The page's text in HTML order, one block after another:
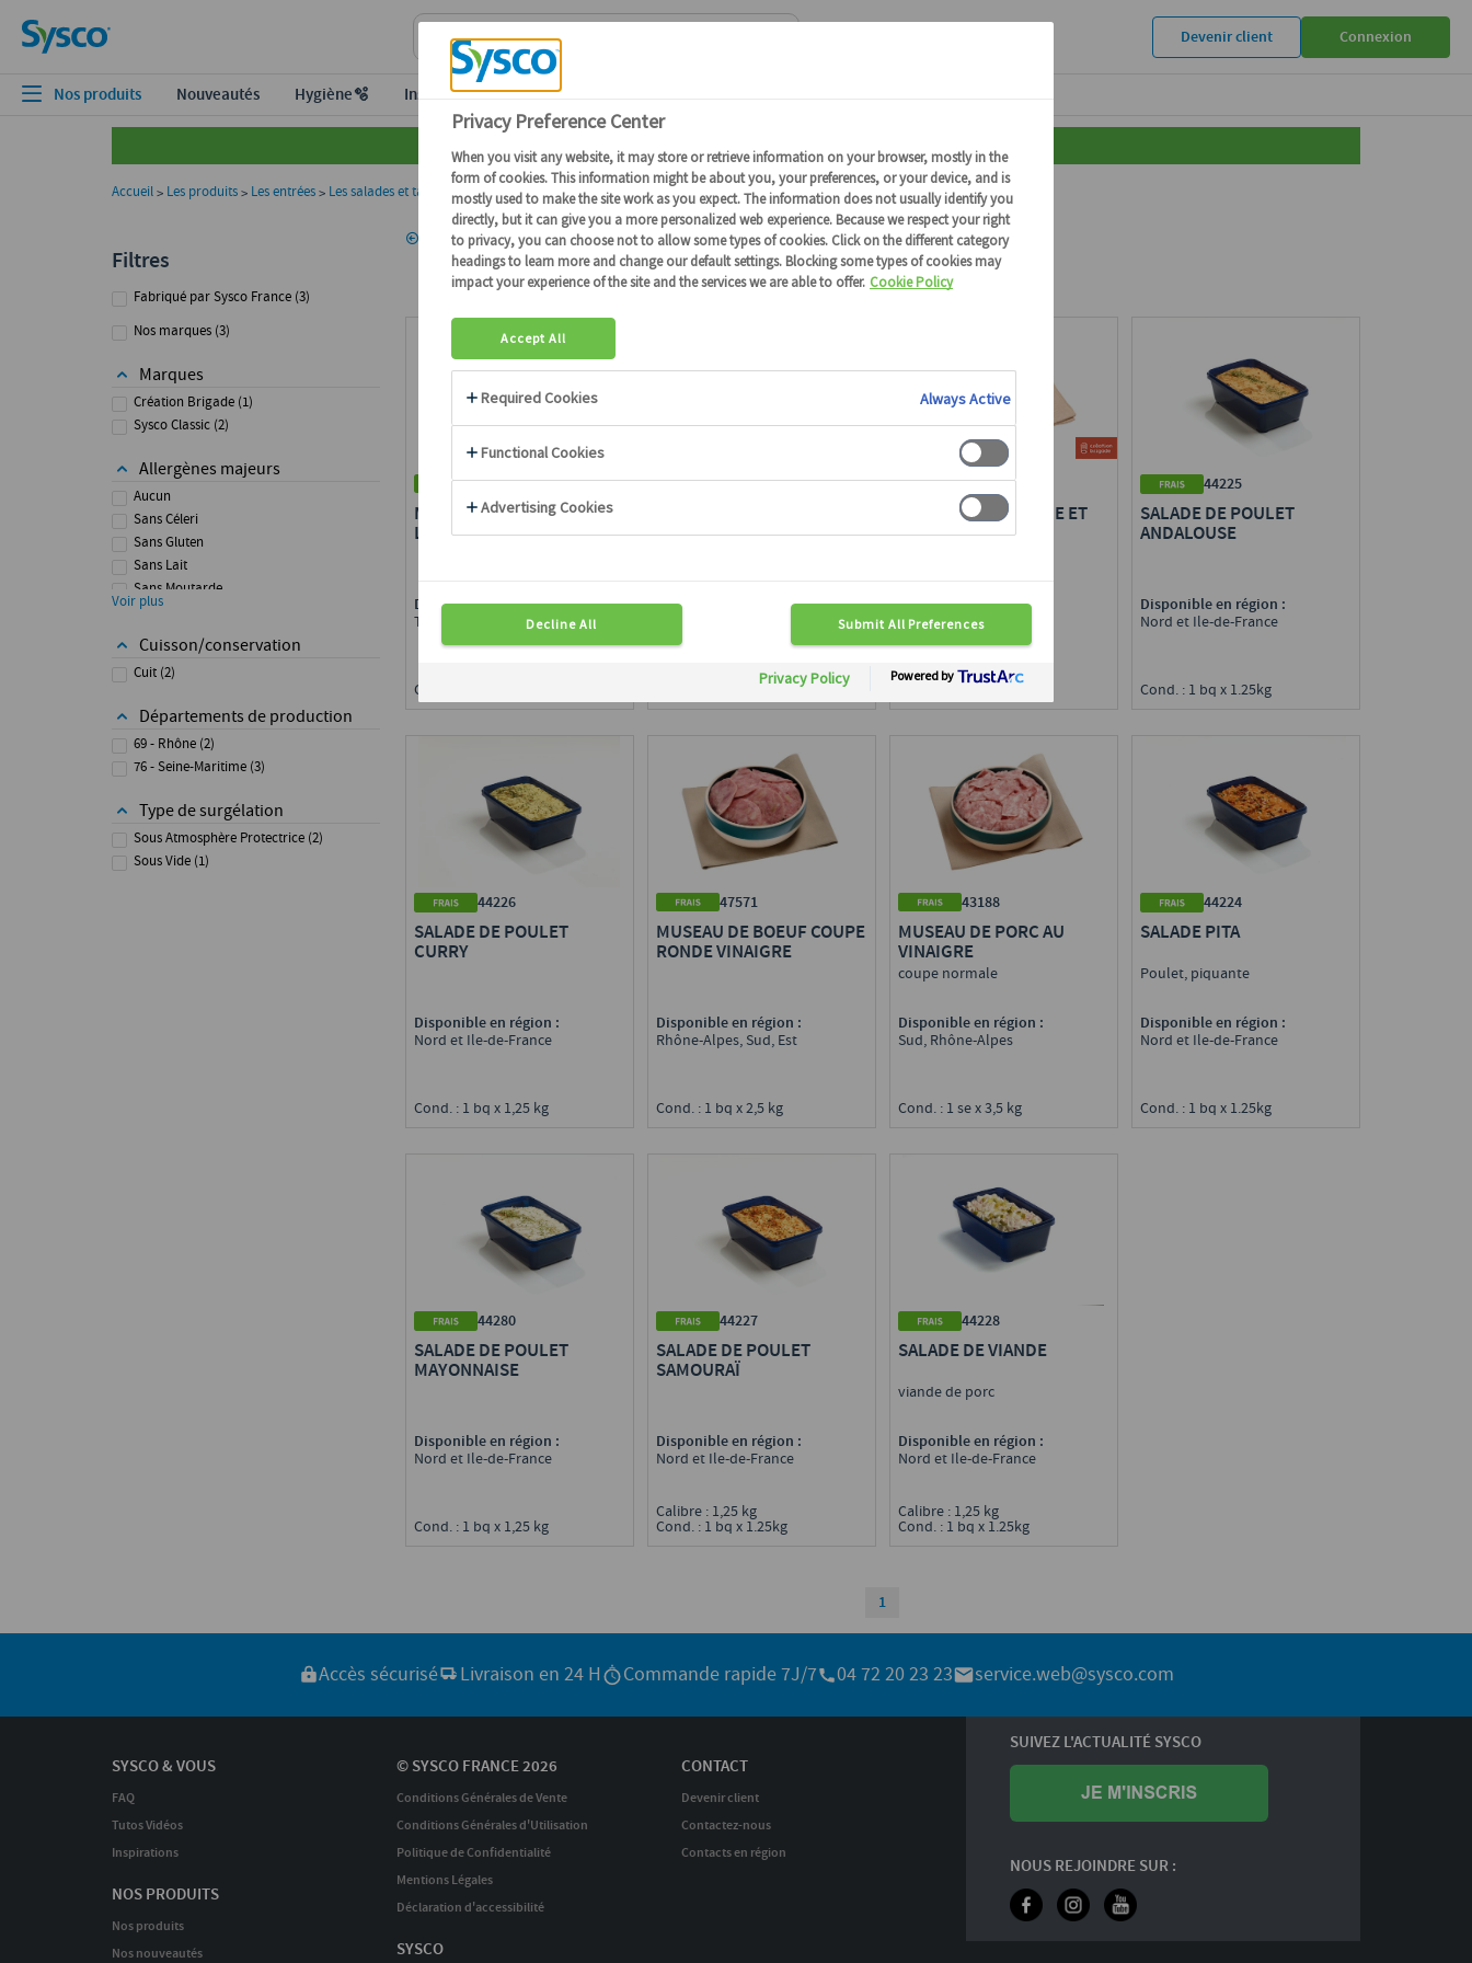
Devenir client Connexion
Nos produits Nouveautés Hygiène🫧 Inspiration
Connectez-vous devenez client pour obtenir plus de détails
Accueil> Les produits> Les entrées> Les salades et tartares> Les salades charcutières
Filtres
Fabriqué par Sysco France (3)
Nos marques (3)
Marques
Création Brigade (1)
Sysco Classic (2)
Allergènes majeurs
Aucun
Sans Céleri
Sans Gluten
Sans Lait
Sans Moutarde
Sans Oeuf
Sans Soja
Sans Sulfites
Voir plus
Cuisson/conservation
Cuit (2)
Départements de production
69 - Rhône (2)
76 - Seine-Maritime (3)
Type de surgélation
Sous Atmosphère Protectrice (2)
Sous Vide (1)
RetourLes salades charcutières 11 produits
43394
MUSEAU PORC BOEUF À LA
LYONNAISE
Disponible en région :
Toute France
Cond. : 1 bq x 2,6 kg
42307
COMTÉ
Disponible en région :
Cond. : 1 bq x 1,5 kg
42685
SALADE DE LENTILLE ET
SAUCISSE DE
Disponible en région :
Toute France
Cond. : 1 bq x 1,5 kg
44225
SALADE DE POULET
ANDALOUSE
Disponible en région :
Nord et Ile-de-France
Cond. : 1 bq x 1.25kg
44226
SALADE DE POULET
CURRY
Disponible en région :
Nord et Ile-de-France
Cond. : 1 bq x 1,25 kg
47571
MUSEAU DE BOEUF COUPE
RONDE VINAIGRE
Disponible en région :
Rhône-Alpes, Sud, Est
Cond. : 1 bq x 2,5 kg
43188
MUSEAU DE PORC AU
VINAIGRE
coupe normale
Disponible en région :
Sud, Rhône-Alpes
Cond. : 1 se x 3,5 kg
44224
SALADE PITA
Poulet, piquante
Disponible en région :
Nord et Ile-de-France
Cond. : 1 bq x 1.25kg
44280
SALADE DE POULET
MAYONNAISE
Disponible en région :
Nord et Ile-de-France
Cond. : 1 bq x 1,25 kg
44227
SALADE DE POULET
SAMOURAÏ
Disponible en région :
Nord et Ile-de-France
Calibre : 1,25 kg
Cond. : 1 bq x 1.25kg
44228
SALADE DE VIANDE
viande de porc
Disponible en région :
Nord et Ile-de-France
Calibre : 1,25 kg
Cond. : 1 bq x 1.25kg
1
Accès sécurisé Livraison en 24 H Commande rapide 7J/7 04 72 20 23 23 service.web@sysco.com
SYSCO & VOUS
FAQ
Tutos Vidéos
Inspirations
NOS PRODUITS
Nos produits
Nos nouveautés
© SYSCO FRANCE 2026
Conditions Générales de Vente
Conditions Générales d'Utilisation
Politique de Confidentialité
Mentions Légales
Déclaration d'accessibilité
SYSCO
CONTACT
Devenir client
Contactez-nous
Contacts en région
SUIVEZ L'ACTUALITÉ SYSCO
NOUS REJOINDRE SUR :